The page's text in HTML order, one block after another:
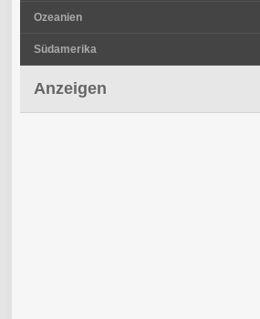
Ozeanien
Südamerika
Anzeigen